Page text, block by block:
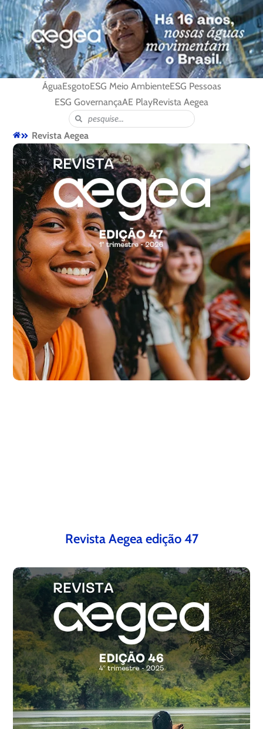
ÁguaEsgotoESG Meio AmbienteESG Pessoas
ESG GovernançaAE PlayRevista Aegea
Revista Aegea
Revista Aegea edição 47